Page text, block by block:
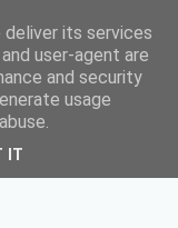
its services
user-agent are
and security
usage
IT